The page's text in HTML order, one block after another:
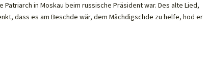
in Moskau beim russische Präsident war. Des alte Lied,
dass es am Beschde wär, dem Mächdigschde zu helfe, hod er